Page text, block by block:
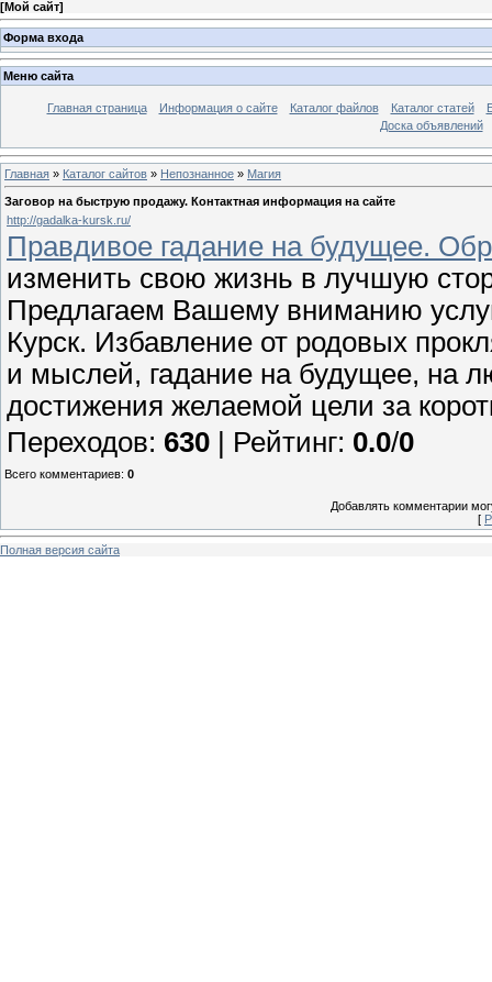
[Мой сайт]
Форма входа
Меню сайта
Главная страница Информация о сайте Каталог файлов Каталог статей
Доска объявлений
Главная » Каталог сайтов » Непознанное » Магия
Заговор на быструю продажу. Контактная информация на сайте
http://gadalka-kursk.ru/
Правдивое гадание на будущее.
изменить свою жизнь в лучшую
Предлагаем Вашему вниманию
Курск. Избавление от родовых
и мыслей, гадание на будущее, на
достижения желаемой цели за
Переходов: 630 | Рейтинг: 0.0/0
Всего комментариев: 0
Добавлять комментарии
[
Полная версия сайта